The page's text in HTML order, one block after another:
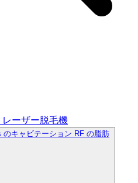
ーザー脱毛機
キャビテーション RF の脂肪